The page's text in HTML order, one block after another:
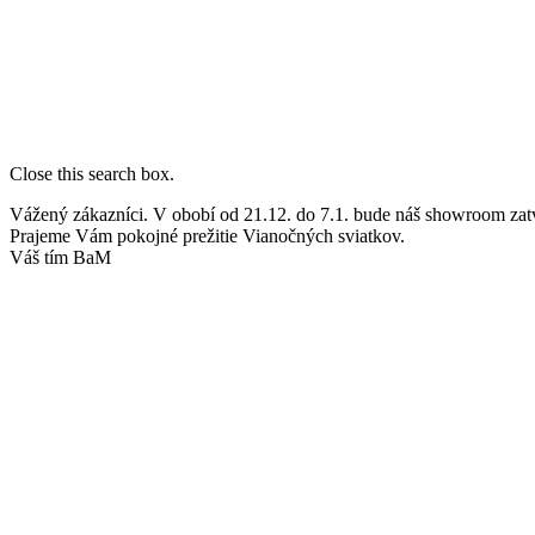
Close this search box.
Vážený zákazníci. V obobí od 21.12. do 7.1. bude náš showroom
Prajeme Vám pokojné prežitie Vianočných sviatkov.
Váš tím BaM